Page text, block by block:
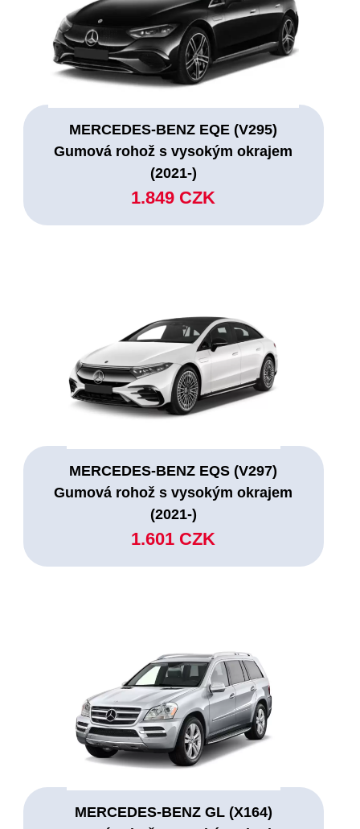
MERCEDES-BENZ EQE (V295)
Gumová rohož s vysokým okrajem
(2021-)
1.849 CZK
MERCEDES-BENZ EQS (V297)
Gumová rohož s vysokým okrajem
(2021-)
1.601 CZK
MERCEDES-BENZ GL (X164)